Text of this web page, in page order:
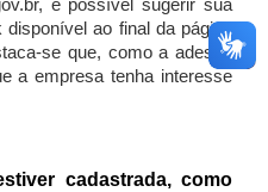
é possível sugerir sua
ao final da página
se que, como a adesão
a empresa tenha interesse
cadastrada, como